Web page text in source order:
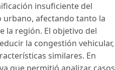
insuficiente del
afectando tanto la
la región. El objetivo del
la congestión vehicular,
similares. En